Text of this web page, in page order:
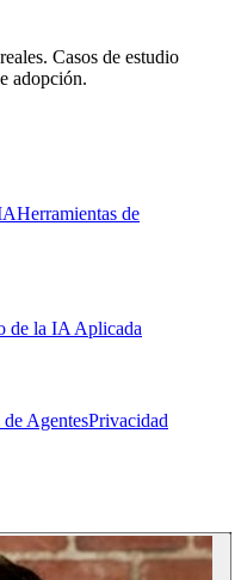
Casos de estudio
adopción.
Herramientas de
de la IA Aplicada
de AgentesPrivacidad